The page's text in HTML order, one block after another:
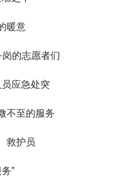
暖意
的志愿者们
应急处突
不至的服务
救护员
”